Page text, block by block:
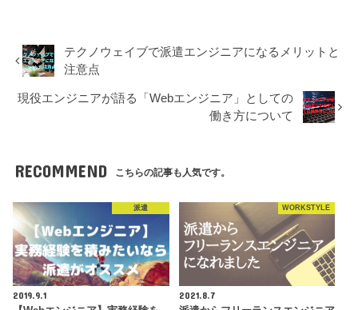
テクノウェイブで派遣エンジニアになるメリットと
注意点
現役エンジニアが語る「Webエンジニア」としての
働き方について
RECOMMEND こちらの記事も人気です。
派遣
2019.9.1
WORKSTYLE
2021.8.7